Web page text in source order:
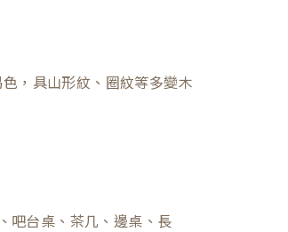
，具山形紋、圈紋等多變木
吧台桌、茶几、邊桌、長